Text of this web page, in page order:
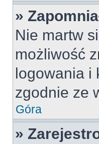
»
Nie martw
możliwość
logowania i
zgodnie ze
Góra
»